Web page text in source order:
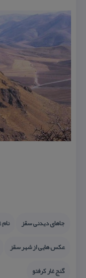
جاهای دیدنی سقز
عكس هایی از شهر سقز
گنج غار كرفتو